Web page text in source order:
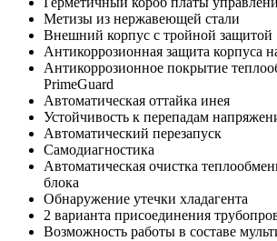
Метизы из нержавеющей стали
Внешний корпус с тройной защитой
Антикоррозионная защита корпуса
Антикоррозионное покрытие
PrimeGuard
Автоматическая оттайка инея
Устойчивость к перепадам
Автоматический перезапуск
Самодиагностика
Автоматическая очистка
блока
Обнаружение утечки хладагента
2 варианта присоединения
Возможность работы в составе